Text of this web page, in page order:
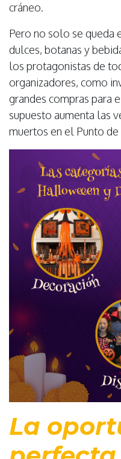
cráneo.
Pero no solo se queda
dulces, botanas y
los protagonistas de
organizadores, como
grandes compras para
supuesto aumenta las
muertos en el Punto de
La